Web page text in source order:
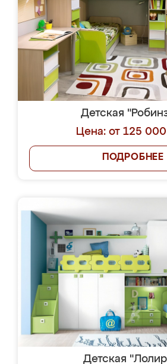
Детская
Цена: от 125
ПОДРОБНЕЕ
Детская